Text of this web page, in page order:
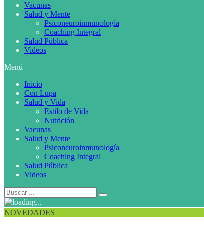
Vacunas
Salud y Mente
Psiconeuroinmunología
Coaching Integral
Salud Pública
Videos
Menú
Inicio
Con Lupa
Salud y Vida
Estilo de Vida
Nutrición
Vacunas
Salud y Mente
Psiconeuroinmunología
Coaching Integral
Salud Pública
Videos
NOVEDADES